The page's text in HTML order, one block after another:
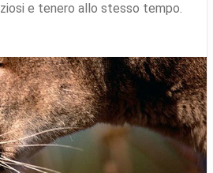
e tenero allo stesso tempo.